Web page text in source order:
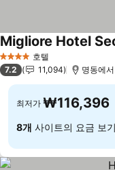
4 성급 호텔
Migliore Hotel
7.2 11,094 명동에
최저가 ₩116,396
8개 사이트의 요금 보기